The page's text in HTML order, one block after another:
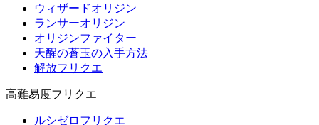
ウィザードオリジン
ランサーオリジン
オリジンファイター
天醒の蒼玉の入手方法
解放フリクエ
高難易度フリクエ
ルシゼロフリクエ